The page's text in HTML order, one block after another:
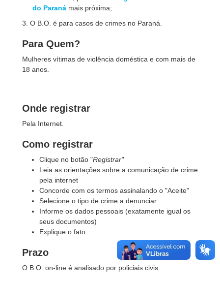
do Paraná mais próxima;
3. O B.O. é para casos de crimes no Paraná.
Para Quem?
Mulheres vítimas de violência doméstica e com mais de
18 anos.
Onde registrar
Pela Internet.
Como registrar
Clique no botão "Registrar"
Leia as orientações sobre a comunicação de crime
pela internet
Concorde com os termos assinalando o "Aceite"
Selecione o tipo de crime a denunciar
Informe os dados pessoais (exatamente igual os
seus documentos)
Explique o fato
Prazo
O B.O. on-line é analisado por policiais civis.